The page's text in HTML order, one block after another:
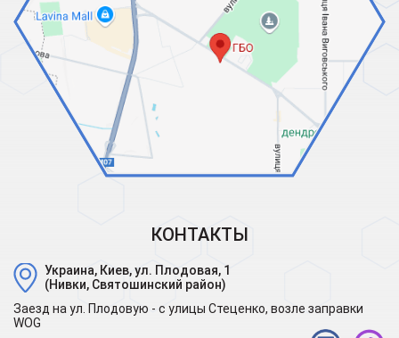
КОНТАКТЫ
Украина, Киев, ул. Плодовая, 1
(Нивки, Святошинский район)
Заезд на ул. Плодовую - с улицы Стеценко, возле заправки
WOG